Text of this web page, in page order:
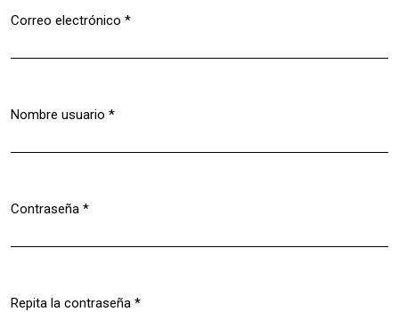
Correo electrónico *
Nombre usuario *
Contraseña *
Repita la contraseña *